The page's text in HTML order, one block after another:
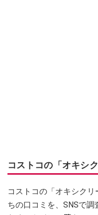
コストコの「オキシ
コストコの「オキシク
ちの口コミを、SNSで調